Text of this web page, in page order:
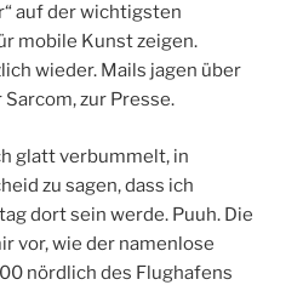
auf der wichtigsten
mobile Kunst zeigen.
wieder. Mails jagen über
zur Presse.
glatt verbummelt, in
zu sagen, dass ich
dort sein werde. Puuh. Die
vor, wie der namenlose
nördlich des Flughafens